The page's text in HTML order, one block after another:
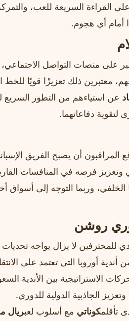
القراءة السريعة للعب،
أمام أي هجوم.
على منصات التواصل
معتبرين ذلك تعزيزًا قويًا
عن استياءهم من التطور
دفاعاتهما.
المراقبون أن يصبح الفريق
فرصه في المنافسات
وربما التوجه إلى أسواق
روشن
للمحترفين لا يزال يواجه
أندية أوروبا التي تعتمد على
الاستراتيجية بين الأندية
الجاذبية الدولية للدوري.
تأقلمكوناتي مع أسلوب لعبريال